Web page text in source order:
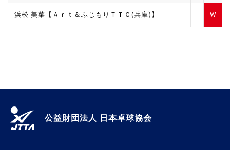
浜松 美菜【Ａｒｔ＆ふじもりＴＴＣ(兵庫)】 W
公益財団法人 日本卓球協会